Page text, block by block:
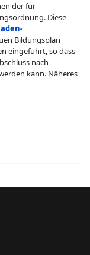
der für
Diese
Bildungsplan
eingeführt, so dass
nach
kann. Näheres